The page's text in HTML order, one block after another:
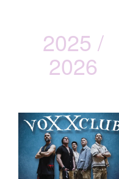
2025 /
2026